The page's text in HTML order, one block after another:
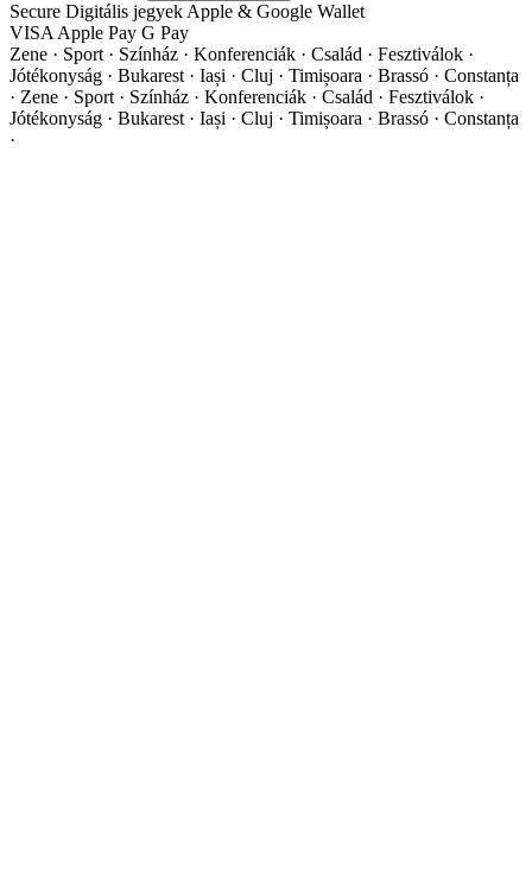
Secure Digitális jegyek Apple & Google Wallet
VISA Apple Pay G Pay
Zene · Sport · Színház · Konferenciák · Család · Fesztiválok ·
Jótékonyság · Bukarest · Iași · Cluj · Timișoara · Brassó · Constanța
· Zene · Sport · Színház · Konferenciák · Család · Fesztiválok ·
Jótékonyság · Bukarest · Iași · Cluj · Timișoara · Brassó · Constanța
·